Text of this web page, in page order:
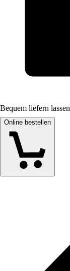
Bequem liefern lassen
Online bestellen